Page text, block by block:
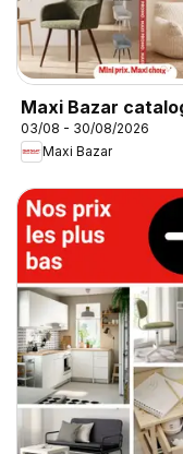
Maxi Bazar
03/08 - 30/08/2026
Maxi Bazar